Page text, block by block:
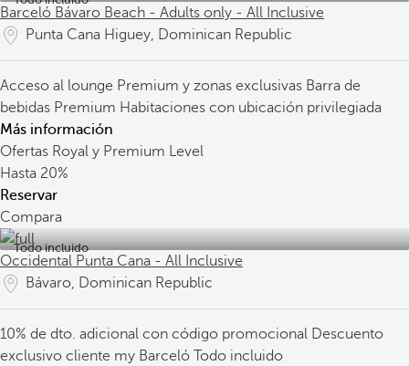
Barceló Bávaro Beach - Adults only - All Inclusive
Punta Cana Higuey, Dominican Republic
Acceso al lounge Premium y zonas exclusivas Barra de
bebidas Premium Habitaciones con ubicación privilegiada
Más información
Ofertas Royal y Premium Level
Hasta 20%
Reservar
Compara
Todo incluido
Occidental Punta Cana - All Inclusive
Bávaro, Dominican Republic
10% de dto. adicional con código promocional Descuento
exclusivo cliente my Barceló Todo incluido